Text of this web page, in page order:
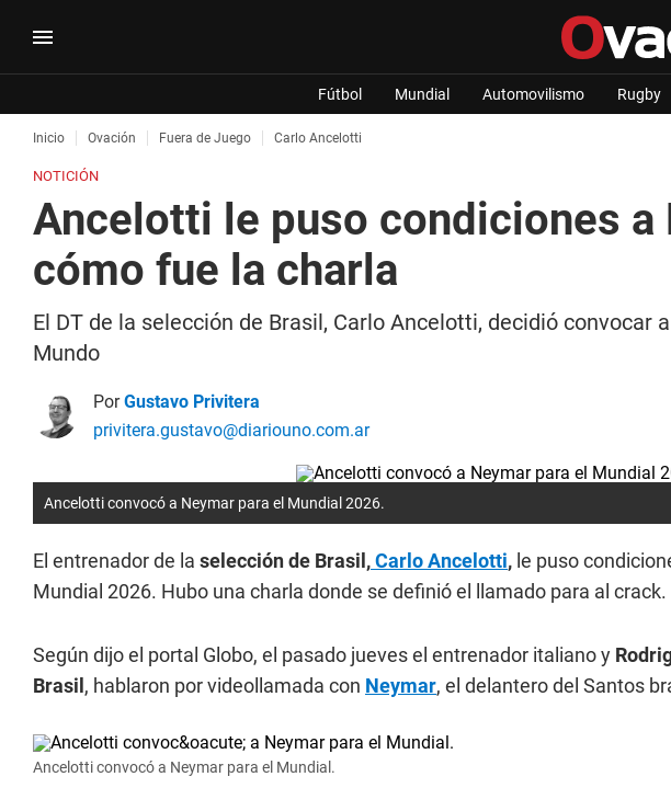
Fútbol Mundial Automovilismo Rugby
Inicio Ovación Fuera de Juego Carlo Ancelotti
NOTICIÓN
Ancelotti le puso condiciones
cómo fue la charla
El DT de la selección de Brasil, Carlo Ancelotti, decidió
Mundo
PorGustavo Privitera
privitera.gustavo@diariouno.com.ar
Ancelotti convocó a Neymar para el Mundial 2026.
El entrenador de la selección de Brasil,Carlo Ancelotti, le puso
Mundial 2026. Hubo una charla donde se definió el llamado para al crack.
Según dijo el portal Globo, el pasado jueves el entrenador italiano y
Brasil , hablaron por videollamada con Neymar, el delantero del Santos
Ancelotti convocó a Neymar para el Mundial.